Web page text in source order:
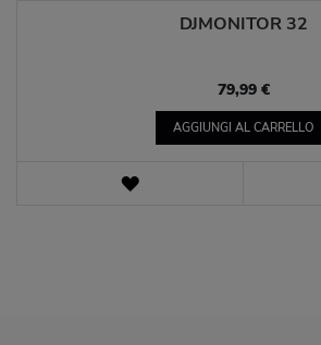
DJMONITOR 32
79,99 €
AGGIUNGI AL CARRELLO
LISTA